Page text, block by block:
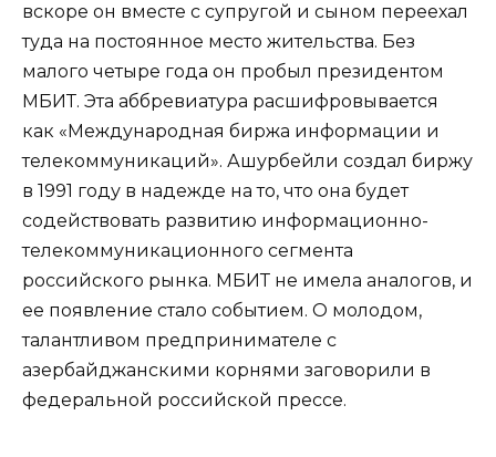
вскоре он вместе с супругой и сыном переехал
туда на постоянное место жительства. Без
малого четыре года он пробыл президентом
МБИТ. Эта аббревиатура расшифровывается
как «Международная биржа информации и
телекоммуникаций». Ашурбейли создал биржу
в 1991 году в надежде на то, что она будет
содействовать развитию информационно-
телекоммуникационного сегмента
российского рынка. МБИТ не имела аналогов, и
ее появление стало событием. О молодом,
талантливом предпринимателе с
азербайджанскими корнями заговорили в
федеральной российской прессе.